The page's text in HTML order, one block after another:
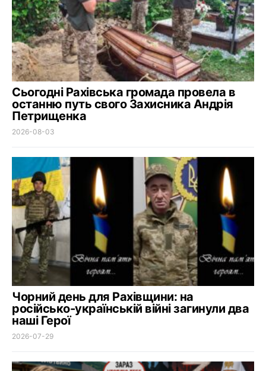
Сьогодні Рахівська громада провела в
останню путь свого Захисника Андрія
Петрищенка
2026-08-03
Чорний день для Рахівщини: на
російсько-українській війні загинули два
наші Герої
2026-07-29